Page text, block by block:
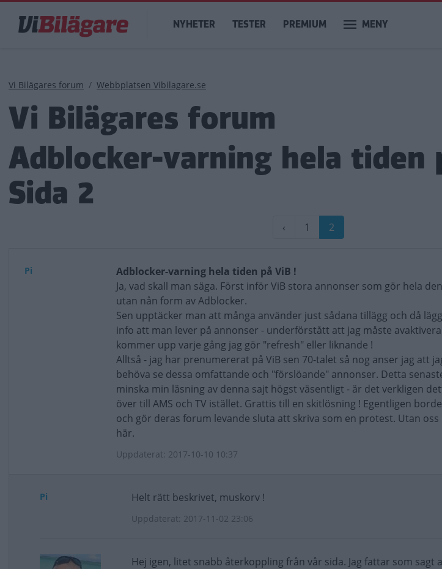
huvudinnehåll
Main
navigation
NYHETER TESTER PREMIUM MENY
Länkstig
Vi Bilägares forum Webbplatsen Vibilagare.se
Vi Bilägares forum
Adblocker-varning hela tiden
Sida 2
Föregående
‹ Sida
1
Nuvarande
2
Pi
Adblocker-varning hela tiden på ViB !
Ja, vad skall man säga. Först inför ViB stora annonser som gör hela
utan nån form av Adblocker.
Sen upptäcker man att många använder just sådana tillägg och då
info att man lever på annonser - underförstått att jag måste
kommer upp varje gång jag gör "refresh" eller liknande !
Alltså - jag har prenumererat på ViB sen 70-talet så nog anser jag att
behöva se dessa omfattande och "förslöande" annonser. Detta
minska min läsning av denna sajt högst väsentligt - är det verkligen
över till AMS och TV istället. Grattis till en skitlösning ! Egentligen
och gör deras forum levande sluta att skriva som en protest. Utan
här.
Uppdaterat: 2017-10-10 10:37
Pi Helt rätt beskrivet, muskorv !
Uppdaterat: 2017-11-02 23:06
Hej igen, litet snabb återkoppling från vår sida. Jag fattar som sagt